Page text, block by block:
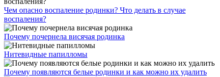
Чем опасно воспаление родинки? Что делать в случае
воспаления?
Почему почернела висячая родинка
Нитевидные папилломы
Почему появляются белые родинки и как можно их удалить